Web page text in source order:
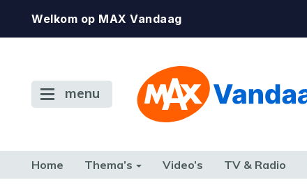
Welkom op MAX Vandaag
menu
Home Thema’s Video’s TV & Radio